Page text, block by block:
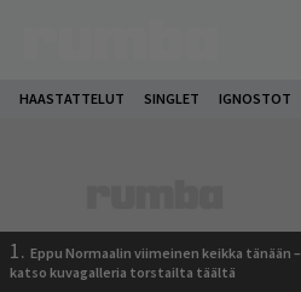
HAASTATTELUT SINGLET IGNOSTOT
1. Eppu Normaalin viimeinen keikka tänään –
katso kuvagalleria torstailta täältä